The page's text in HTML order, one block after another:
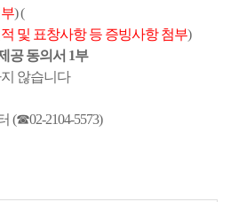
) (
및 표창사항 등 증빙사항 첨부)
공 동의서 1부
않습니다
(☎02-2104-5573)